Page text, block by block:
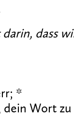
dass
*
dein Wort